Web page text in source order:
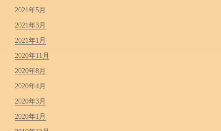
2021年5月
2021年3月
2021年1月
2020年11月
2020年8月
2020年4月
2020年3月
2020年1月